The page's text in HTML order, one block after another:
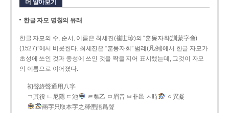
더 알아보기
한글 자모 명칭의 유래
한글 자모의 수, 순서, 이름은 최세진(崔世珍)의 “훈몽자회(訓蒙字會)
(1527)”에서 비롯한다. 최세진은 “훈몽자회” 범례(凡例)에서 한글 자모가
초성에 쓰인 것과 종성에 쓰인 것을 짝을 지어 표시했는데, 그것이 자모
의 이름으로 이어졌다.
初聲終聲通用八字
ㄱ其役 ㄴ尼隱 ㄷ池
ㄹ梨乙 ㅁ眉音 ㅂ非邑 ㅅ時
ㆁ異凝
兩字只取本字之釋俚語爲聲